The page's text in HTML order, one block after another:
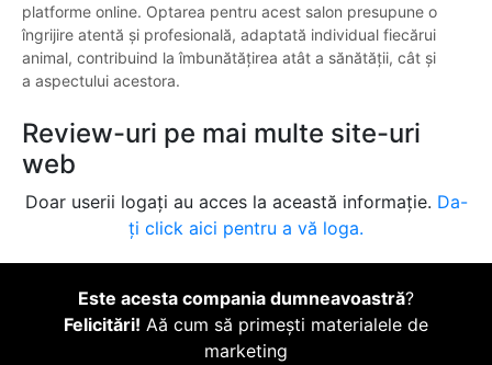
platforme online. Optarea pentru acest salon presupune o
îngrijire atentă și profesională, adaptată individual fiecărui
animal, contribuind la îmbunătățirea atât a sănătății, cât și
a aspectului acestora.
Review-uri pe mai multe site-uri
web
Doar userii logați au acces la această informație. Da-
ți click aici pentru a vă loga.
Este acesta compania dumneavoastră?
Felicitări! Aă cum să primești materialele de
marketing